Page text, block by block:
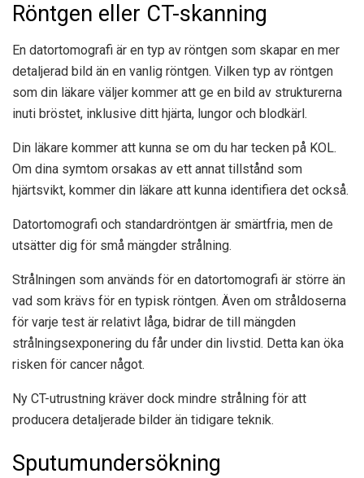
Röntgen eller CT-skanning
En datortomografi är en typ av röntgen som skapar en mer
detaljerad bild än en vanlig röntgen. Vilken typ av röntgen
som din läkare väljer kommer att ge en bild av strukturerna
inuti bröstet, inklusive ditt hjärta, lungor och blodkärl.
Din läkare kommer att kunna se om du har tecken på KOL.
Om dina symtom orsakas av ett annat tillstånd som
hjärtsvikt, kommer din läkare att kunna identifiera det också.
Datortomografi och standardröntgen är smärtfria, men de
utsätter dig för små mängder strålning.
Strålningen som används för en datortomografi är större än
vad som krävs för en typisk röntgen. Även om stråldoserna
för varje test är relativt låga, bidrar de till mängden
strålningsexponering du får under din livstid. Detta kan öka
risken för cancer något.
Ny CT-utrustning kräver dock mindre strålning för att
producera detaljerade bilder än tidigare teknik.
Sputumundersökning